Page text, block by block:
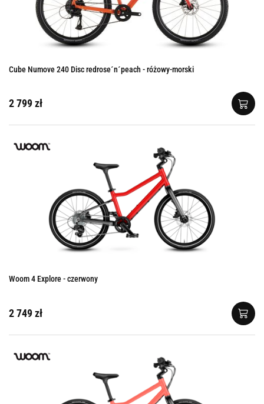
Cube Numove 240 Disc redrose´n´peach - różowy-morski
2 799 zł
Woom 4 Explore - czerwony
2 749 zł